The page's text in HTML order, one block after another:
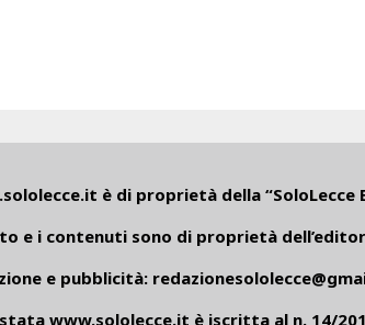
è di proprietà della “SoloLecce
e i contenuti sono di proprietà
e pubblicità:
www.sololecce.it è iscritta al n. 14/